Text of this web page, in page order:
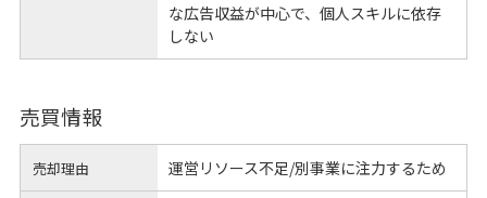
な広告収益が中心で、個人スキルに依存
しない
売買情報
売却理由 運営リソース不足/別事業に注力するため